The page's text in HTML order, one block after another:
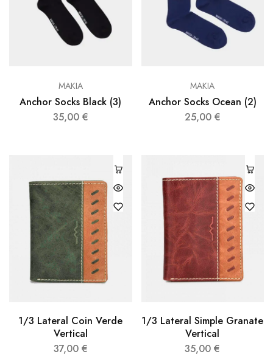
MAKIA
Anchor Socks Black (3)
35,00 €
MAKIA
Anchor Socks Ocean (2)
25,00 €
1/3 Lateral Coin Verde
Vertical
37,00 €
1/3 Lateral Simple Granate
Vertical
35,00€